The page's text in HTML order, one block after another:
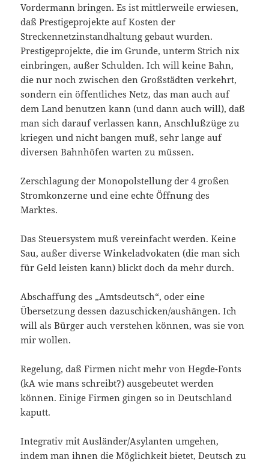
Vordermann bringen. Es ist mittlerweile erwiesen,
daß Prestigeprojekte auf Kosten der
Streckennetzinstandhaltung gebaut wurden.
Prestigeprojekte, die im Grunde, unterm Strich nix
einbringen, außer Schulden. Ich will keine Bahn,
die nur noch zwischen den Großstädten verkehrt,
sondern ein öffentliches Netz, das man auch auf
dem Land benutzen kann (und dann auch will), daß
man sich darauf verlassen kann, Anschlußzüge zu
kriegen und nicht bangen muß, sehr lange auf
diversen Bahnhöfen warten zu müssen.
Zerschlagung der Monopolstellung der 4 großen
Stromkonzerne und eine echte Öffnung des
Marktes.
Das Steuersystem muß vereinfacht werden. Keine
Sau, außer diverse Winkeladvokaten (die man sich
für Geld leisten kann) blickt doch da mehr durch.
Abschaffung des „Amtsdeutsch“, oder eine
Übersetzung dessen dazuschicken/aushängen. Ich
will als Bürger auch verstehen können, was sie von
mir wollen.
Regelung, daß Firmen nicht mehr von Hegde-Fonts
(kA wie mans schreibt?) ausgebeutet werden
können. Einige Firmen gingen so in Deutschland
kaputt.
Integrativ mit Ausländer/Asylanten umgehen,
indem man ihnen die Möglichkeit bietet, Deutsch zu